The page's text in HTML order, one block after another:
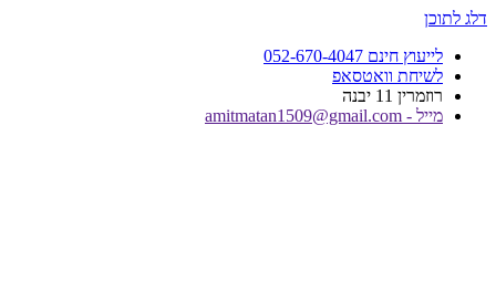
דלג לתוכן
לייעוץ חינם 052-670-4047
לשיחת וואטסאפ
רוזמרין 11 יבנה
מייל - amitmatan1509@gmail.com